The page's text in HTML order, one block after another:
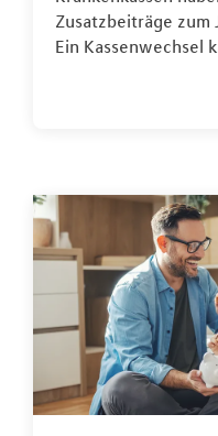
Zusatzbeiträge zum
Ein Kassenwechsel